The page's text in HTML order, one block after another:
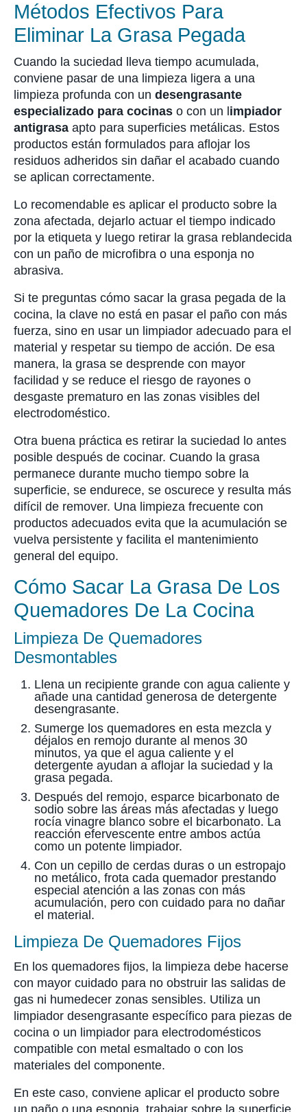
Métodos Efectivos Para
Eliminar La Grasa Pegada
Cuando la suciedad lleva tiempo acumulada,
conviene pasar de una limpieza ligera a una
limpieza profunda con un desengrasante
especializado para cocinas o con un l impiador
antigrasa apto para superficies metálicas. Estos
productos están formulados para aflojar los
residuos adheridos sin dañar el acabado cuando
se aplican correctamente.
Lo recomendable es aplicar el producto sobre la
zona afectada, dejarlo actuar el tiempo indicado
por la etiqueta y luego retirar la grasa reblandecida
con un paño de microfibra o una esponja no
abrasiva.
Si te preguntas cómo sacar la grasa pegada de la
cocina, la clave no está en pasar el paño con más
fuerza, sino en usar un limpiador adecuado para el
material y respetar su tiempo de acción. De esa
manera, la grasa se desprende con mayor
facilidad y se reduce el riesgo de rayones o
desgaste prematuro en las zonas visibles del
electrodoméstico.
Otra buena práctica es retirar la suciedad lo antes
posible después de cocinar. Cuando la grasa
permanece durante mucho tiempo sobre la
superficie, se endurece, se oscurece y resulta más
difícil de remover. Una limpieza frecuente con
productos adecuados evita que la acumulación se
vuelva persistente y facilita el mantenimiento
general del equipo.
Cómo Sacar La Grasa De Los
Quemadores De La Cocina
Limpieza De Quemadores
Desmontables
Llena un recipiente grande con agua caliente y
añade una cantidad generosa de detergente
desengrasante.
Sumerge los quemadores en esta mezcla y
déjalos en remojo durante al menos 30
minutos, ya que el agua caliente y el
detergente ayudan a aflojar la suciedad y la
grasa pegada.
Después del remojo, esparce bicarbonato de
sodio sobre las áreas más afectadas y luego
rocía vinagre blanco sobre el bicarbonato. La
reacción efervescente entre ambos actúa
como un potente limpiador.
Con un cepillo de cerdas duras o un estropajo
no metálico, frota cada quemador prestando
especial atención a las zonas con más
acumulación, pero con cuidado para no dañar
el material.
Limpieza De Quemadores Fijos
En los quemadores fijos, la limpieza debe hacerse
con mayor cuidado para no obstruir las salidas de
gas ni humedecer zonas sensibles. Utiliza un
limpiador desengrasante específico para piezas de
cocina o un limpiador para electrodomésticos
compatible con metal esmaltado o con los
materiales del componente.
En este caso, conviene aplicar el producto sobre
un paño o una esponja, trabajar sobre la superficie